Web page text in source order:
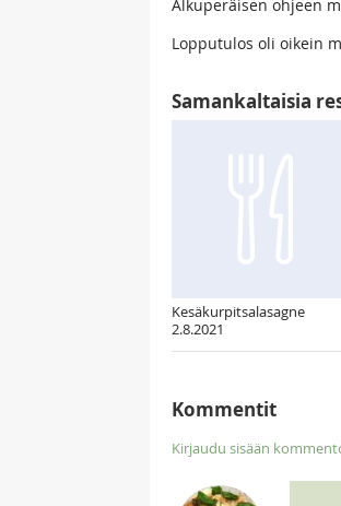
Alkuperäisen ohjeen
Lopputulos oli oikein
Samankaltaisia
Kesäkurpitsalasagne
2.8.2021
Kommentit
Kirjaudu sisään